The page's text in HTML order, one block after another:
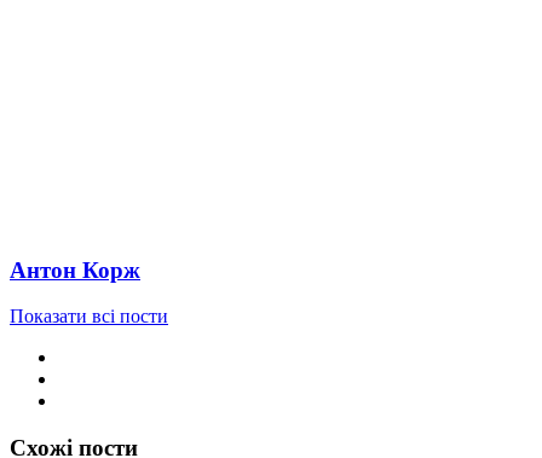
Антон Корж
Показати всі пости
Схожі пости